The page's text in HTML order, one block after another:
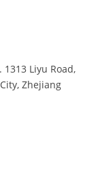
Liyu Road,
Zhejiang